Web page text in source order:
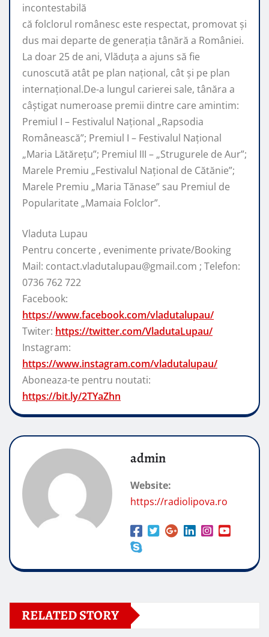
incontestabilă
că folclorul românesc este respectat, promovat şi
dus mai departe de generaţia tânără a României.
La doar 25 de ani, Vlăduța a ajuns să fie
cunoscută atât pe plan naţional, cât şi pe plan
internaţional.De-a lungul carierei sale, tânăra a
câştigat numeroase premii dintre care amintim:
Premiul I – Festivalul Național „Rapsodia
Românească”; Premiul I – Festivalul Național
„Maria Lătărețu”; Premiul III – „Strugurele de Aur”;
Marele Premiu „Festivalul Național de Cătănie”;
Marele Premiu „Maria Tănase” sau Premiul de
Popularitate „Mamaia Folclor”.
Vladuta Lupau
Pentru concerte , evenimente private/Booking
Mail: contact.vladutalupau@gmail.com ; Telefon:
0736 762 722
Facebook:
https://www.facebook.com/vladutalupau/
Twiter: https://twitter.com/VladutaLupau/
Instagram:
https://www.instagram.com/vladutalupau/
Aboneaza-te pentru noutati:
https://bit.ly/2TYaZhn
admin
Website:
https://radiolipova.ro
RELATED STORY